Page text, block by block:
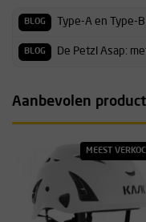
BLOG Type-A en
BLOG De Petzl Asap:
Aanbevolen
MEEST